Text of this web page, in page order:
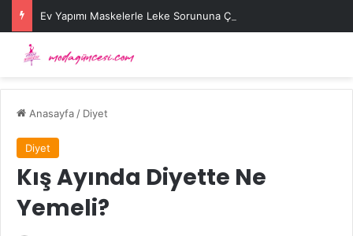
Ev Yapımı Maskelerle Leke Sorununa Çözüm Önerileri
Anasayfa / Diyet
Diyet
Kış Ayında Diyette Ne
Yemeli?